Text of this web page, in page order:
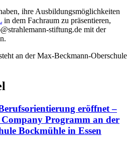
ihre Ausbildungsmöglichkeiten
in dem Fachraum zu präsentieren,
stiftung.de mit der
eröffnet –
Programm an der
Bockmühle in Essen